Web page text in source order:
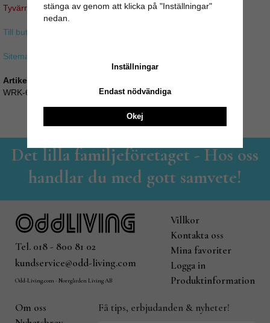
Tyvärr ingår inte denna produkt i vårt sortiment för tillfället.
Till butikens startsida »
Sitemap »
Artikelnummer:
WRK-62
Det lilla familjeföretaget - Hos oss
handlar du med gott samvete!
Tel. 018 - 800 81 02
kundservice@odd-living.com
Odd-Living.com - Norrgården Living AB
Villkor
Kontakta oss
Mina favoriter
Logga in
Produktinformation
Om oss
Få tips, erbjudanden & nyheter!
stänga av genom att klicka på "Inställningar"
nedan.
Inställningar
Endast nödvändiga
Okej